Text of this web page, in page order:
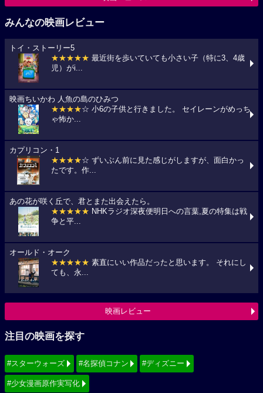
みんなの映画レビュー
トイ・ストーリー5
★★★★★ 最近街を歩いていても小さい子（特に3、4歳
児）がi...
映画ちいかわ 人魚の島のひみつ
★★★★☆ 小6の子供と行きました。 セイレーンがめっち
ゃ怖か...
カプリコン・1
★★★★☆ ずいぶん前に見た感じがしますが、面白かっ
たです。作...
あの花が咲く丘で、君とまた出会えたら。
★★★★★ NHKラジオ深夜便明日への言葉,夏の特集は戦
争と平...
オールド・オーク
★★★★★ 素直にいい作品だったと思います。 それにし
ても、永...
映画レビュー
注目の映画を探す
#スターウォーズ #名探偵コナン #ディズニー
#少女漫画原作実写化